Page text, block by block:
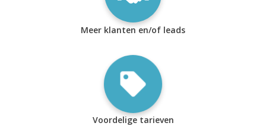
Meer klanten en/of leads
Voordelige tarieven